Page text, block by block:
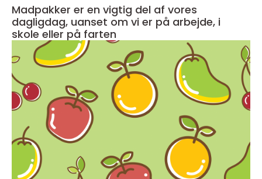
Madpakker er en vigtig del af vores
dagligdag, uanset om vi er på arbejde, i
skole eller på farten